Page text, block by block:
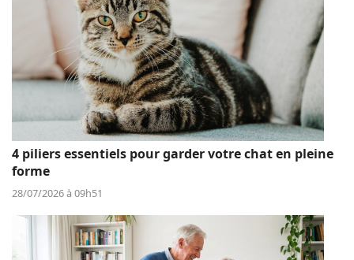
4 piliers essentiels pour garder votre chat en pleine
forme
28/07/2026 à 09h51